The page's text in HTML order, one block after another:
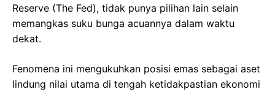
Reserve (The Fed), tidak punya pilihan lain selain
memangkas suku bunga acuannya dalam waktu
dekat.
Fenomena ini mengukuhkan posisi emas sebagai aset
lindung nilai utama di tengah ketidakpastian ekonomi